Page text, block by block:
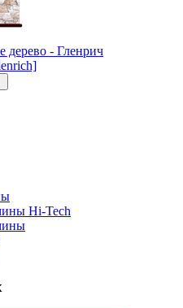
дерево - Гленрич
Hi-Tech